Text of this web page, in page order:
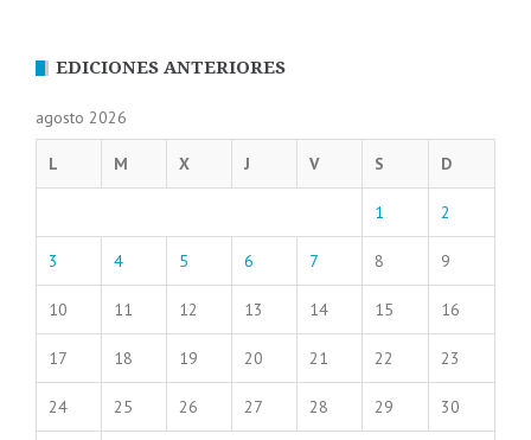
EDICIONES ANTERIORES
agosto 2026
L M X J V S D
1 2
3 4 5 6 7 8 9
10 11 12 13 14 15 16
17 18 19 20 21 22 23
24 25 26 27 28 29 30